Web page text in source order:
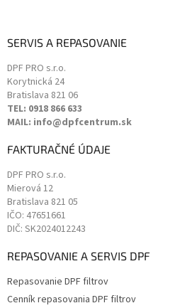
SERVIS A REPASOVANIE
DPF PRO s.r.o.
Korytnická 24
Bratislava 821 06
TEL: 0918 866 633
MAIL: info@dpfcentrum.sk
FAKTURAČNÉ ÚDAJE
DPF PRO s.r.o.
Mierová 12
Bratislava 821 05
IČO: 47651661
DIČ: SK2024012243
REPASOVANIE A SERVIS DPF
Repasovanie DPF filtrov
Cenník repasovania DPF filtrov